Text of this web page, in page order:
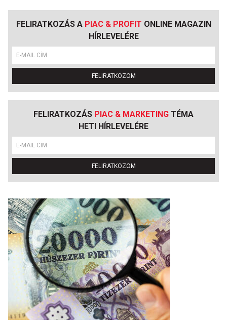
FELIRATKOZÁS A PIAC & PROFIT ONLINE MAGAZIN
HÍRLEVELÉRE
FELIRATKOZOM
FELIRATKOZÁS PIAC & MARKETING TÉMA
HETI HÍRLEVELÉRE
FELIRATKOZOM